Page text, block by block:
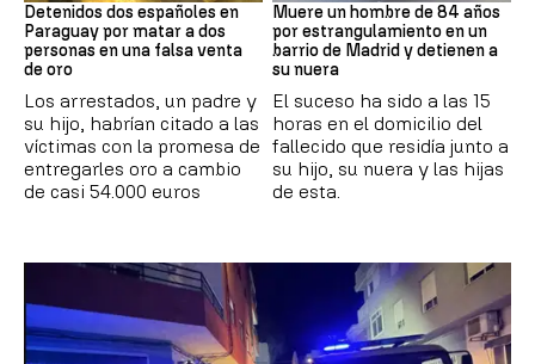
Detenidos dos españoles en
Paraguay por matar a dos
personas en una falsa venta
de oro
Los arrestados, un padre y
su hijo, habrían citado a las
víctimas con la promesa de
entregarles oro a cambio
de casi 54.000 euros
Muere un hombre de 84 años
por estrangulamiento en un
barrio de Madrid y detienen a
su nuera
El suceso ha sido a las 15
horas en el domicilio del
fallecido que residía junto a
su hijo, su nuera y las hijas
de esta.